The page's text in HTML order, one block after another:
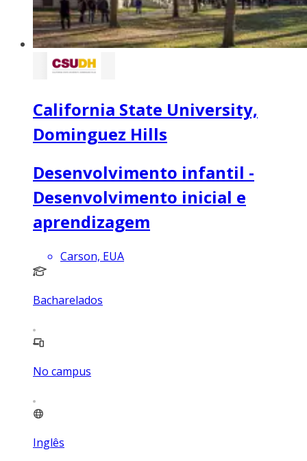
California State University,
Dominguez Hills
Desenvolvimento infantil -
Desenvolvimento inicial e
aprendizagem
Carson, EUA
Bacharelados
No campus
Inglês